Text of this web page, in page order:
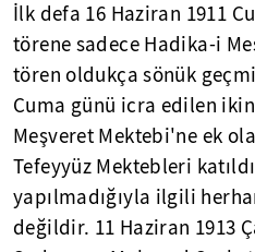
İlk defa 16 Haziran 1911
törene sadece Hadika-i
tören oldukça sönük
Cuma günü icra edilen
Meşveret Mektebi'ne ek
Tefeyyüz Mektebleri
yapılmadığıyla ilgili
değildir. 11 Haziran 1913